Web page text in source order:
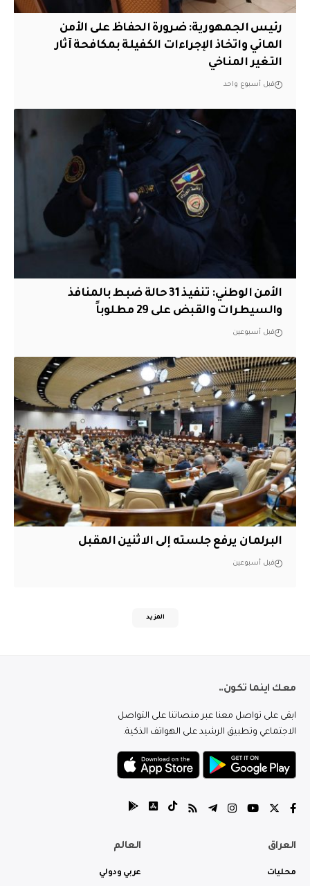
رئيس الجمهورية: ضرورة الحفاظ على الأمن
المائي واتخاذ الإجراءات الكفيلة بمكافحة آثار
التغير المناخي
قبل أسبوع واحد
الأمن الوطني: تنفيذ 31 حالة ضبط بالمنافذ
والسيطرات والقبض على 29 مطلوباً
قبل أسبوعين
البرلمان يرفع جلسته إلى الاثنين المقبل
قبل أسبوعين
المزيد
معك اينما تكون..
ابقى على تواصل معنا عبر منصاتنا على التواصل
الاجتماعي وتطبيق الرشيد على الهواتف الذكية.
العراق
محليات
العالم
عربي ودولي